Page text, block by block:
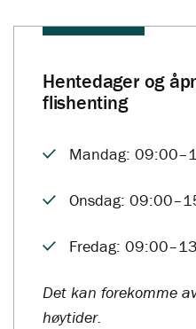
Hentedager og
flishenting
Mandag:
Onsdag:
Fredag:
Det kan forekomme
høytider.